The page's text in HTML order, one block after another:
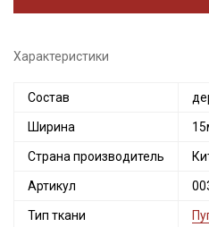
Характеристики
Состав
Ширина
Страна производитель
Артикул
Тип ткани
Секретная рассылка
Мы публикуем
промокоды и
Электронная почта